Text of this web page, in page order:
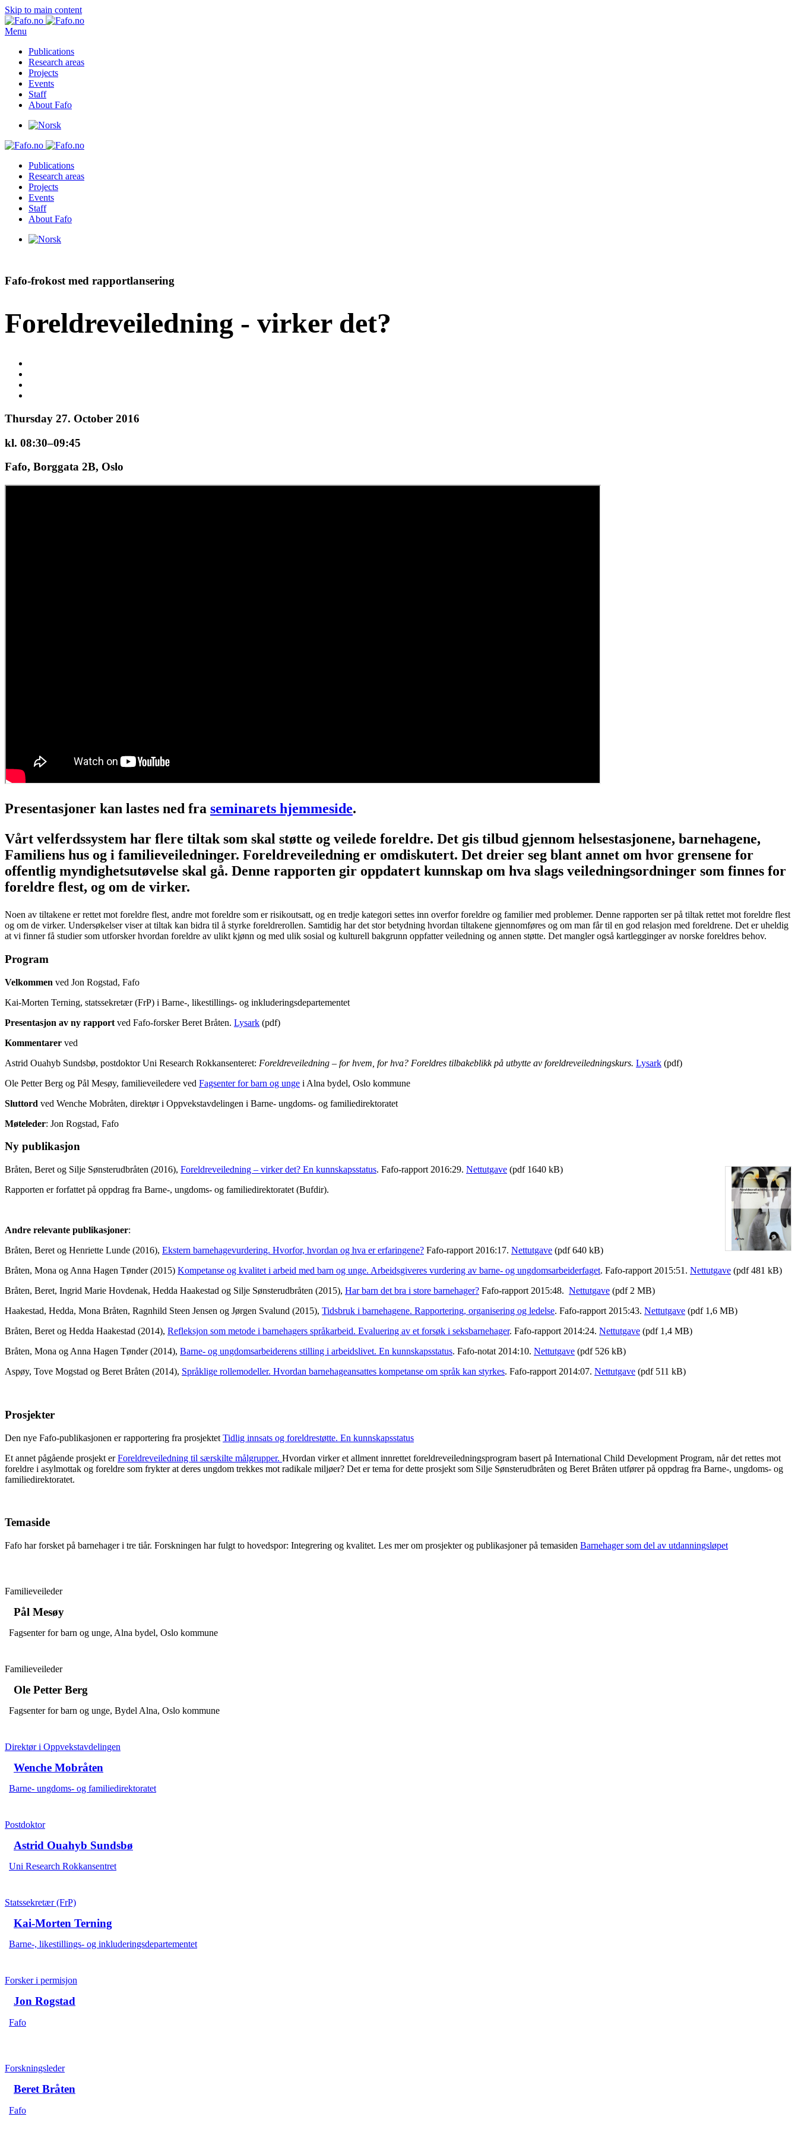
Skip to main content
Menu
Publications
Research areas
Projects
Events
Staff
About Fafo
Publications
Research areas
Projects
Events
Staff
About Fafo
Fafo-frokost med rapportlansering
Foreldreveiledning - virker det?
Thursday 27. October 2016
kl. 08:30–09:45
Fafo, Borggata 2B, Oslo
Presentasjoner kan lastes ned fra seminarets hjemmeside.
Vårt velferdssystem har flere tiltak som skal støtte og veilede foreldre. Det gis tilbud gjennom helsestasjonene, barnehagene,
Familiens hus og i familieveiledninger. Foreldreveiledning er omdiskutert. Det dreier seg blant annet om hvor grensene for
offentlig myndighetsutøvelse skal gå. Denne rapporten gir oppdatert kunnskap om hva slags veiledningsordninger som finnes for
foreldre flest, og om de virker.
Noen av tiltakene er rettet mot foreldre flest, andre mot foreldre som er risikoutsatt, og en tredje kategori settes inn overfor foreldre og familier med problemer. Denne rapporten ser på tiltak rettet mot foreldre flest
og om de virker. Undersøkelser viser at tiltak kan bidra til å styrke foreldrerollen. Samtidig har det stor betydning hvordan tiltakene gjennomføres og om man får til en god relasjon med foreldrene. Det er uheldig
at vi finner få studier som utforsker hvordan foreldre av ulikt kjønn og med ulik sosial og kulturell bakgrunn oppfatter veiledning og annen støtte. Det mangler også kartlegginger av norske foreldres behov.
Program
Velkommen ved Jon Rogstad, Fafo
Kai-Morten Terning, statssekretær (FrP) i Barne-, likestillings- og inkluderingsdepartementet
Presentasjon av ny rapport ved Fafo-forsker Beret Bråten. Lysark (pdf)
Kommentarer ved
Astrid Ouahyb Sundsbø, postdoktor Uni Research Rokkansenteret: Foreldreveiledning – for hvem, for hva? Foreldres tilbakeblikk på utbytte av foreldreveiledningskurs. Lysark (pdf)
Ole Petter Berg og Pål Mesøy, familieveiledere ved Fagsenter for barn og unge i Alna bydel, Oslo kommune
Sluttord ved Wenche Mobråten, direktør i Oppvekstavdelingen i Barne- ungdoms- og familiedirektoratet
Møteleder: Jon Rogstad, Fafo
Ny publikasjon
Bråten, Beret og Silje Sønsterudbråten (2016), Foreldreveiledning – virker det? En kunnskapsstatus. Fafo-rapport 2016:29. Nettutgave (pdf 1640 kB)
Rapporten er forfattet på oppdrag fra Barne-, ungdoms- og familiedirektoratet (Bufdir).
Andre relevante publikasjoner:
Bråten, Beret og Henriette Lunde (2016), Ekstern barnehagevurdering. Hvorfor, hvordan og hva er erfaringene? Fafo-rapport 2016:17. Nettutgave (pdf 640 kB)
Bråten, Mona og Anna Hagen Tønder (2015) Kompetanse og kvalitet i arbeid med barn og unge. Arbeidsgiveres vurdering av barne- og ungdomsarbeiderfaget. Fafo-rapport 2015:51. Nettutgave (pdf 481 kB)
Bråten, Beret, Ingrid Marie Hovdenak, Hedda Haakestad og Silje Sønsterudbråten (2015), Har barn det bra i store barnehager? Fafo-rapport 2015:48. Nettutgave (pdf 2 MB)
Haakestad, Hedda, Mona Bråten, Ragnhild Steen Jensen og Jørgen Svalund (2015), Tidsbruk i barnehagene. Rapportering, organisering og ledelse. Fafo-rapport 2015:43. Nettutgave (pdf 1,6 MB)
Bråten, Beret og Hedda Haakestad (2014), Refleksjon som metode i barnehagers språkarbeid. Evaluering av et forsøk i seksbarnehager. Fafo-rapport 2014:24. Nettutgave (pdf 1,4 MB)
Bråten, Mona og Anna Hagen Tønder (2014), Barne- og ungdomsarbeiderens stilling i arbeidslivet. En kunnskapsstatus. Fafo-notat 2014:10. Nettutgave (pdf 526 kB)
Aspøy, Tove Mogstad og Beret Bråten (2014), Språklige rollemodeller. Hvordan barnehageansattes kompetanse om språk kan styrkes. Fafo-rapport 2014:07. Nettutgave (pdf 511 kB)
Prosjekter
Den nye Fafo-publikasjonen er rapportering fra prosjektet Tidlig innsats og foreldrestøtte. En kunnskapsstatus
Et annet pågående prosjekt erForeldreveiledning til særskilte målgrupper. Hvordan virker et allment innrettet foreldreveiledningsprogram basert på International Child Development Program, når det rettes mot
foreldre i asylmottak og foreldre som frykter at deres ungdom trekkes mot radikale miljøer? Det er tema for dette prosjekt som Silje Sønsterudbråten og Beret Bråten utfører på oppdrag fra Barne-, ungdoms- og
familiedirektoratet.
Temaside
Fafo har forsket på barnehager i tre tiår. Forskningen har fulgt to hovedspor: Integrering og kvalitet. Les mer om prosjekter og publikasjoner på temasiden Barnehager som del av utdanningsløpet
Familieveileder
Pål Mesøy
Fagsenter for barn og unge, Alna bydel, Oslo kommune
Familieveileder
Ole Petter Berg
Fagsenter for barn og unge, Bydel Alna, Oslo kommune
Direktør i Oppvekstavdelingen
Wenche Mobråten
Barne- ungdoms- og familiedirektoratet
Postdoktor
Astrid Ouahyb Sundsbø
Uni Research Rokkansentret
Statssekretær (FrP)
Kai-Morten Terning
Barne-, likestillings- og inkluderingsdepartementet
Forsker i permisjon
Jon Rogstad
Fafo
Forskningsleder
Beret Bråten
Fafo